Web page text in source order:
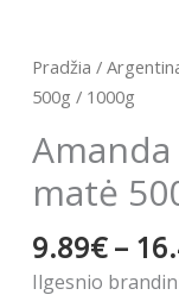
Pradžia /
500g / 1000g
Amanda
matė
9.89€ –
Ilgesnio
produkto
kiekis:
Seleccion
Especial
matė
500g
/